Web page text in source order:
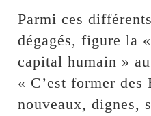
Parmi ces
dégagés, figure la
capital humain »
« C’est former des
nouveaux, dignes,